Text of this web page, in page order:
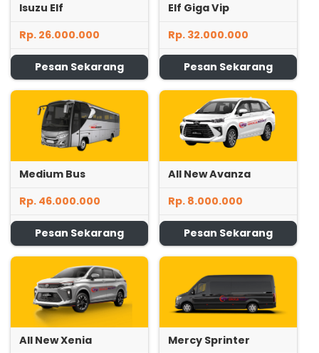
Isuzu Elf
Rp. 26.000.000
Pesan Sekarang
Elf Giga Vip
Rp. 32.000.000
Pesan Sekarang
Medium Bus
Rp. 46.000.000
Pesan Sekarang
All New Avanza
Rp. 8.000.000
Pesan Sekarang
All New Xenia
Mercy Sprinter